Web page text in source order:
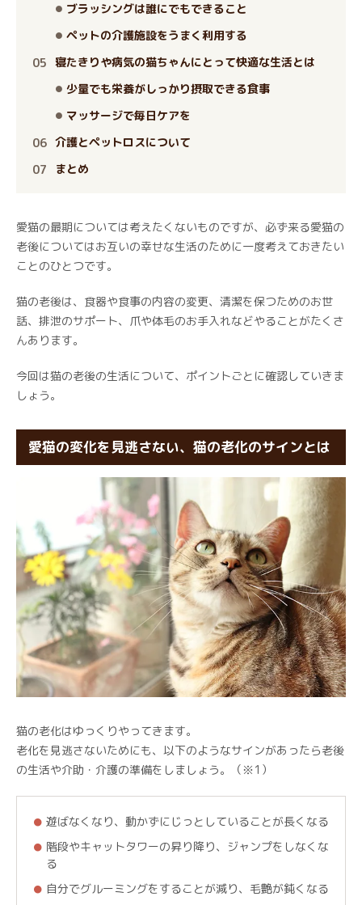
ブラッシングは誰にでもできること
ペットの介護施設をうまく利用する
寝たきりや病気の猫ちゃんにとって快適な生活とは
少量でも栄養がしっかり摂取できる食事
マッサージで毎日ケアを
介護とペットロスについて
まとめ
愛猫の最期については考えたくないものですが、必ず来る愛猫の
老後についてはお互いの幸せな生活のために一度考えておきたい
ことのひとつです。
猫の老後は、食器や食事の内容の変更、清潔を保つためのお世
話、排泄のサポート、爪や体毛のお手入れなどやることがたくさ
んあります。
今回は猫の老後の生活について、ポイントごとに確認していきま
しょう。
愛猫の変化を見逃さない、猫の老化のサインとは
猫の老化はゆっくりやってきます。
老化を見逃さないためにも、以下のようなサインがあったら老後
の生活や介助・介護の準備をしましょう。（※1）
遊ばなくなり、動かずにじっとしていることが長くなる
階段やキャットタワーの昇り降り、ジャンプをしなくな
る
自分でグルーミングをすることが減り、毛艶が鈍くなる